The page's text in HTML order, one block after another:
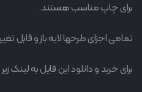
برای چاپ مناسب هستند.
تمامی اجزای طرحها لایه باز و قابل
برای خرید و دانلود این فایل به لینک